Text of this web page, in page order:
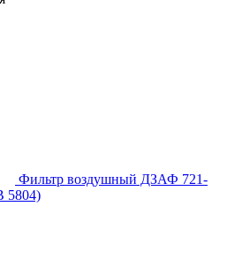
Фильтр воздушный ДЗАФ 721-
5804)